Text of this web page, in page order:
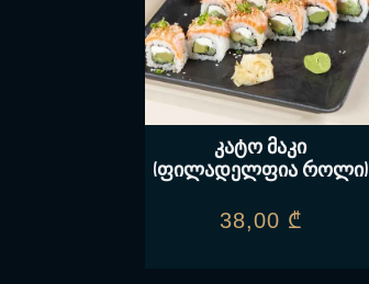
კატო მაკი
(ფილადელფია როლი)
38,00 ₾